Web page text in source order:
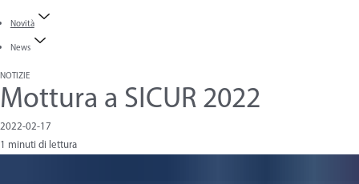
Novità
News
NOTIZIE
Mottura a SICUR 2022
2022-02-17
1 minuti di lettura